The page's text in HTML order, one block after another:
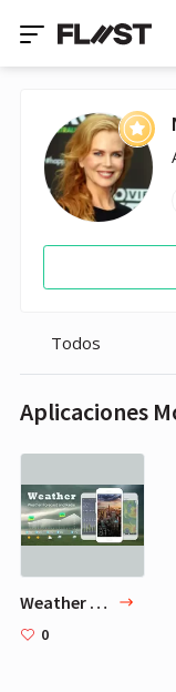
Todos
Aplicaciones
Weather app
0